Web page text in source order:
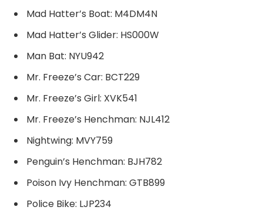
Mad Hatter’s Boat: M4DM4N
Mad Hatter’s Glider: HS000W
Man Bat: NYU942
Mr. Freeze’s Car: BCT229
Mr. Freeze’s Girl: XVK541
Mr. Freeze’s Henchman: NJL412
Nightwing: MVY759
Penguin’s Henchman: BJH782
Poison Ivy Henchman: GTB899
Police Bike: LJP234